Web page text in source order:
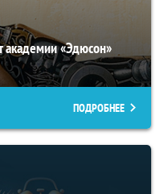
академии «Эдюсон»
ПОДРОБНЕЕ